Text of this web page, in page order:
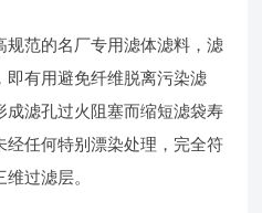
范的名厂专用滤体滤料，滤
即有用避免纤维脱离污染滤
滤孔过火阻塞而缩短滤袋寿
任何特别漂染处理，完全符
过滤层。